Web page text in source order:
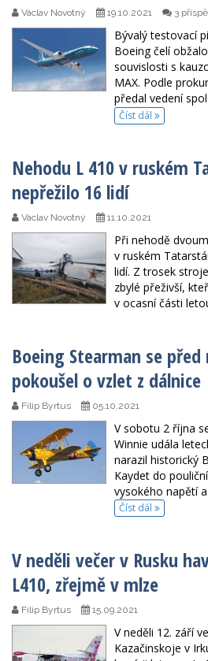
Václav Novotný 19.10.2021 3
Bývalý testovací
Boeing čelí
souvislosti s
MAX. Podle
předal vedení
Číst dál
Nehodu L 410 v ruském
nepřežilo 16 lidí
Václav Novotný 11.10.2021
Při nehodě
v ruském
lidí. Z trosek
zbylé přeživší,
v ocasní části
Boeing Stearman se před
pokoušel o vzlet z dálnice
Filip Byrtus 05.10.2021
V sobotu 2 října
Winnie udála
narazil historický
Kaydet do
vysokého napětí
Číst dál
V neděli večer v Rusku
L410, zřejmě v mlze
Filip Byrtus 15.09.2021
V neděli 12. září
Kazačinskoje v